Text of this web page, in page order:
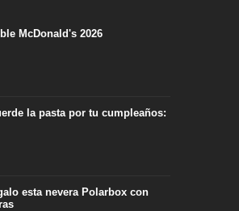
McDonald's 2026
la pasta por tu cumpleaños:
esta nevera Polarbox con